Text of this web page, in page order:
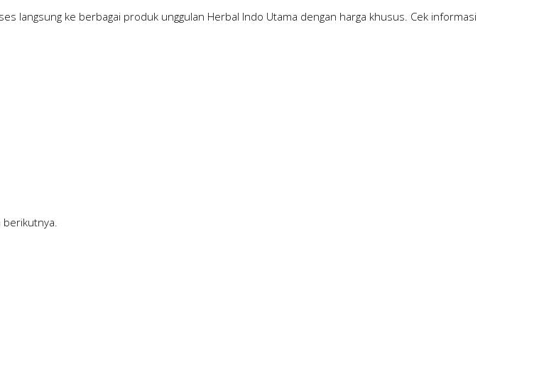
langsung ke berbagai produk unggulan Herbal Indo Utama dengan harga khusus. Cek informasi